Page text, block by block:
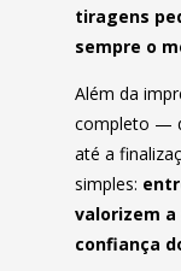
tiragens
sempre o
Além da
completo —
até a
simples:
valorizem
confiança